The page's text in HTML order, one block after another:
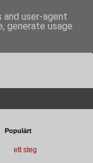
Populärt
ett steg
user-agent
generate usage